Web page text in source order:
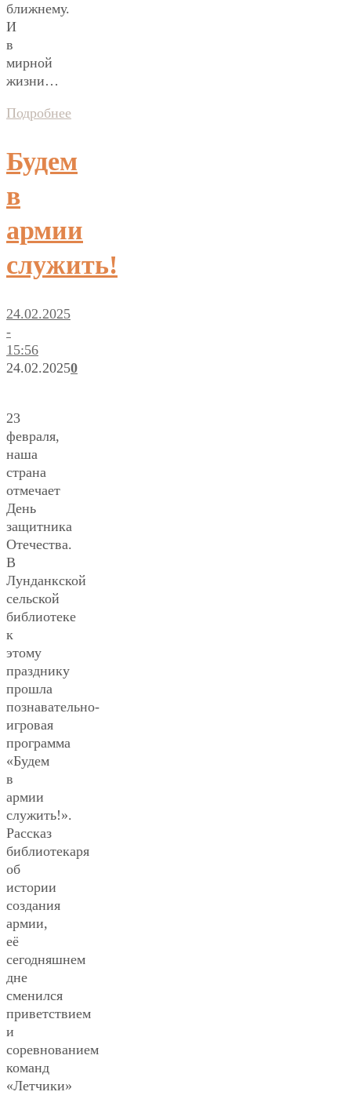
ближнему.
И
в
мирной
жизни…
Подробнее
Будем
в
армии
служить!
24.02.2025
-
15:56
24.02.20250
23
февраля,
наша
страна
отмечает
День
защитника
Отечества.
В
Лунданкской
сельской
библиотеке
к
этому
празднику
прошла
познавательно-
игровая
программа
«Будем
в
армии
служить!».
Рассказ
библиотекаря
об
истории
создания
армии,
её
сегодняшнем
дне
сменился
приветствием
и
соревнованием
команд
«Летчики»